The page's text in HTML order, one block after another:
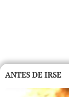
ANTES DE IRSE